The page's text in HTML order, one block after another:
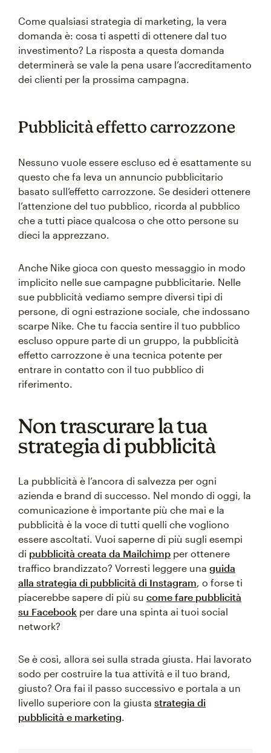
Come qualsiasi strategia di marketing, la vera
domanda è: cosa ti aspetti di ottenere dal tuo
investimento? La risposta a questa domanda
determinerà se vale la pena usare l’accreditamento
dei clienti per la prossima campagna.
Pubblicità effetto carrozzone
Nessuno vuole essere escluso ed è esattamente su
questo che fa leva un annuncio pubblicitario
basato sull’effetto carrozzone. Se desideri ottenere
l’attenzione del tuo pubblico, ricorda al pubblico
che a tutti piace qualcosa o che otto persone su
dieci la apprezzano.
Anche Nike gioca con questo messaggio in modo
implicito nelle sue campagne pubblicitarie. Nelle
sue pubblicità vediamo sempre diversi tipi di
persone, di ogni estrazione sociale, che indossano
scarpe Nike. Che tu faccia sentire il tuo pubblico
escluso oppure parte di un gruppo, la pubblicità
effetto carrozzone è una tecnica potente per
entrare in contatto con il tuo pubblico di
riferimento.
Non trascurare la tua
strategia di pubblicità
La pubblicità è l’ancora di salvezza per ogni
azienda e brand di successo. Nel mondo di oggi, la
comunicazione è importante più che mai e la
pubblicità è la voce di tutti quelli che vogliono
essere ascoltati. Vuoi saperne di più sugli esempi
di pubblicità creata da Mailchimp per ottenere
traffico brandizzato? Vorresti leggere una guida
alla strategia di pubblicità di Instagram, o forse ti
piacerebbe sapere di più su come fare pubblicità
su Facebook per dare una spinta ai tuoi social
network?
Se è così, allora sei sulla strada giusta. Hai lavorato
sodo per costruire la tua attività e il tuo brand,
giusto? Ora fai il passo successivo e portala a un
livello superiore con la giusta strategia di
pubblicità e marketing.